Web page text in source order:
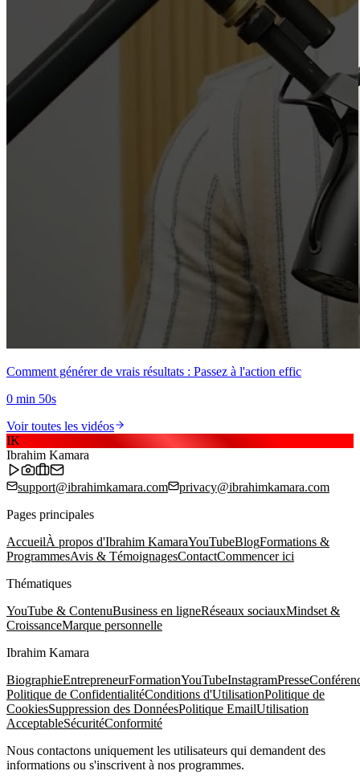
Comment générer de vrais résultats : Passez à l'action effic
0 min 50s
Voir toutes les vidéos
IK
Ibrahim Kamara
support@ibrahimkamara.com
privacy@ibrahimkamara.com
Pages principales
AccueilÀ propos d'Ibrahim KamaraYouTubeBlogFormations &
ProgrammesAvis & TémoignagesContactCommencer ici
Thématiques
YouTube & ContenuBusiness en ligneRéseaux sociauxMindset &
CroissanceMarque personnelle
Ibrahim Kamara
BiographieEntrepreneurFormationYouTubeInstagramPresse
Politique de ConfidentialitéConditions d'UtilisationPolitique de
CookiesSuppression des DonnéesPolitique EmailUtilisation
AcceptableSécuritéConformité
Nous contactons uniquement les utilisateurs qui demandent des
informations ou s'inscrivent à nos programmes.